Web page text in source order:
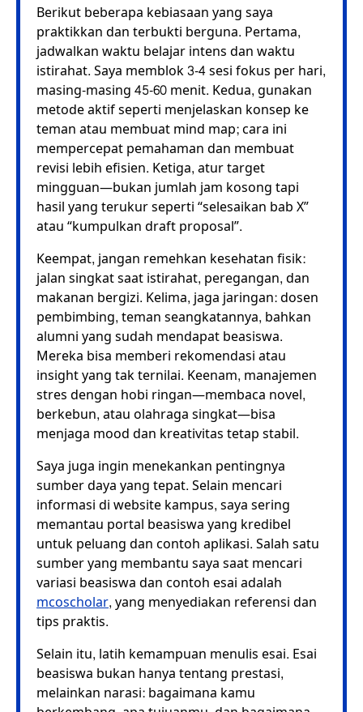
Berikut beberapa kebiasaan yang saya
praktikkan dan terbukti berguna. Pertama,
jadwalkan waktu belajar intens dan waktu
istirahat. Saya memblok 3-4 sesi fokus per hari,
masing-masing 45-60 menit. Kedua, gunakan
metode aktif seperti menjelaskan konsep ke
teman atau membuat mind map; cara ini
mempercepat pemahaman dan membuat
revisi lebih efisien. Ketiga, atur target
mingguan—bukan jumlah jam kosong tapi
hasil yang terukur seperti “selesaikan bab X”
atau “kumpulkan draft proposal”.
Keempat, jangan remehkan kesehatan fisik:
jalan singkat saat istirahat, peregangan, dan
makanan bergizi. Kelima, jaga jaringan: dosen
pembimbing, teman seangkatannya, bahkan
alumni yang sudah mendapat beasiswa.
Mereka bisa memberi rekomendasi atau
insight yang tak ternilai. Keenam, manajemen
stres dengan hobi ringan—membaca novel,
berkebun, atau olahraga singkat—bisa
menjaga mood dan kreativitas tetap stabil.
Saya juga ingin menekankan pentingnya
sumber daya yang tepat. Selain mencari
informasi di website kampus, saya sering
memantau portal beasiswa yang kredibel
untuk peluang dan contoh aplikasi. Salah satu
sumber yang membantu saya saat mencari
variasi beasiswa dan contoh esai adalah
mcoscholar, yang menyediakan referensi dan
tips praktis.
Selain itu, latih kemampuan menulis esai. Esai
beasiswa bukan hanya tentang prestasi,
melainkan narasi: bagaimana kamu